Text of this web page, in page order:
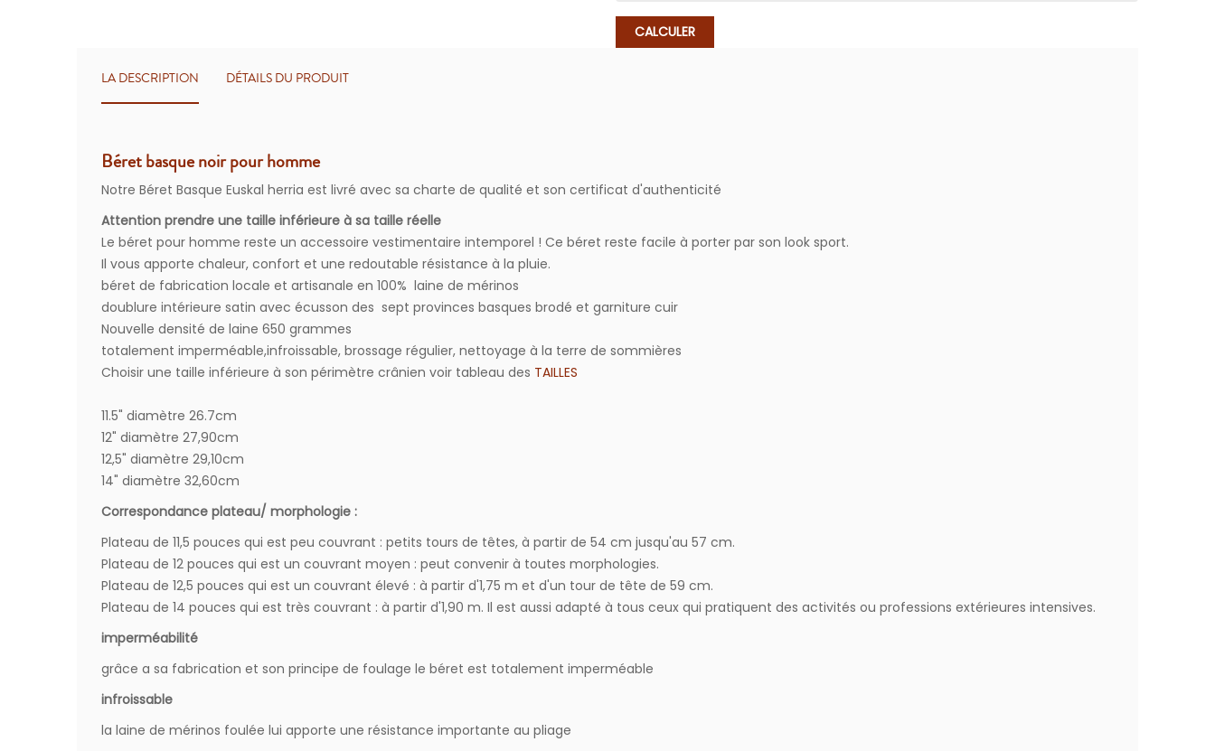
CALCULER
LA DESCRIPTION DÉTAILS DU PRODUIT
Béret basque noir pour homme
Notre Béret Basque Euskal herria est livré avec sa charte de qualité et son certificat d'authenticité
Attention prendre une taille inférieure à sa taille réelle
Le béret pour homme reste un accessoire vestimentaire intemporel ! Ce béret reste facile à porter par son look sport.
Il vous apporte chaleur, confort et une redoutable résistance à la pluie.
béret de fabrication locale et artisanale en 100% laine de mérinos
doublure intérieure satin avec écusson des sept provinces basques brodé et garniture cuir
Nouvelle densité de laine 650 grammes
totalement imperméable,infroissable, brossage régulier, nettoyage à la terre de sommières
Choisir une taille inférieure à son périmètre crânien voir tableau des TAILLES
11.5" diamètre 26.7cm
12" diamètre 27,90cm
12,5" diamètre 29,10cm
14" diamètre 32,60cm
Correspondance plateau/ morphologie :
Plateau de 11,5 pouces qui est peu couvrant : petits tours de têtes, à partir de 54 cm jusqu'au 57 cm.
Plateau de 12 pouces qui est un couvrant moyen : peut convenir à toutes morphologies.
Plateau de 12,5 pouces qui est un couvrant élevé : à partir d'1,75 m et d'un tour de tête de 59 cm.
Plateau de 14 pouces qui est très couvrant : à partir d'1,90 m. Il est aussi adapté à tous ceux qui pratiquent des activités ou professions extérieures intensives.
imperméabilité
grâce a sa fabrication et son principe de foulage le béret est totalement imperméable
infroissable
la laine de mérinos foulée lui apporte une résistance importante au pliage